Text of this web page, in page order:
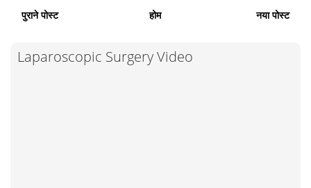
पुराने पोस्ट होम नया पोस्ट
Laparoscopic Surgery Video